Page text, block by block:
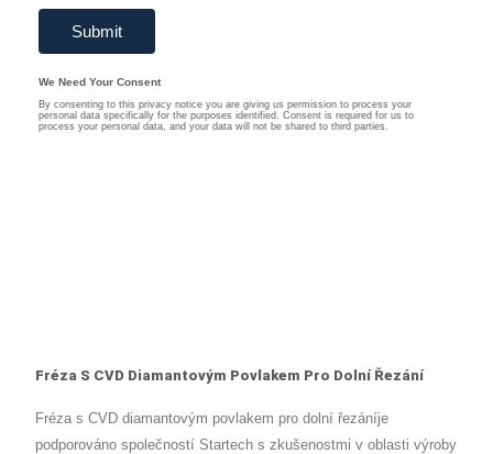
Fréza S CVD Diamantovým Povlakem Pro Dolní Řezání
Fréza s CVD diamantovým povlakem pro dolní řezáníje
podporováno společností Startech s zkušenostmi v oblasti výroby